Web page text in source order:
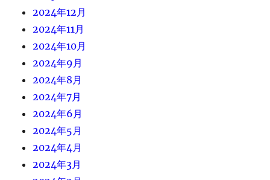
2024年12月
2024年11月
2024年10月
2024年9月
2024年8月
2024年7月
2024年6月
2024年5月
2024年4月
2024年3月